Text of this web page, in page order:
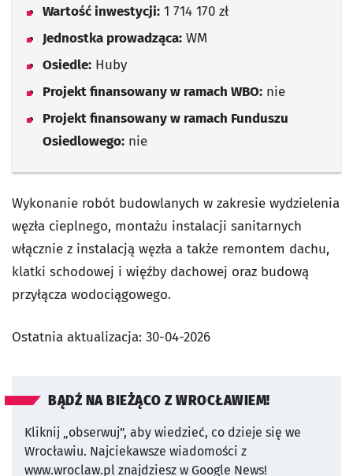
Wartość inwestycji: 1 714 170 zł
Jednostka prowadząca: WM
Osiedle: Huby
Projekt finansowany w ramach WBO: nie
Projekt finansowany w ramach Funduszu
Osiedlowego: nie
Wykonanie robót budowlanych w zakresie wydzielenia
węzła cieplnego, montażu instalacji sanitarnych
włącznie z instalacją węzła a także remontem dachu,
klatki schodowej i więźby dachowej oraz budową
przyłącza wodociągowego.
Ostatnia aktualizacja: 30-04-2026
BĄDŹ NA BIEŻĄCO Z WROCŁAWIEM!
Kliknij „obserwuj”, aby wiedzieć, co dzieje się we
Wrocławiu. Najciekawsze wiadomości z
www.wroclaw.pl znajdziesz w Google News!